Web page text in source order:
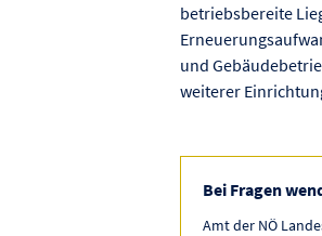
betriebsbereite
und
weiterer
Bei Fragen
Amt der NÖ